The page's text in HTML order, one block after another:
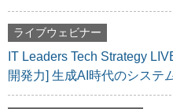
ライブウェビナー
IT Leaders Tech Strategy
開発力] 生成AI時代のシステ